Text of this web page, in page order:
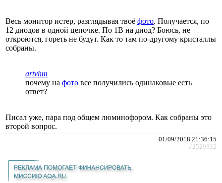
Весь монитор истер, разглядывая твоё фото. Получается, по
12 диодов в одной цепочке. По 1В на диод? Боюсь, не
откроются, гореть не будут. Как то там по-другому кристаллы
собраны.
artvhm
почему на фото все получились одинаковые есть
ответ?
Писал уже, пара под общем люминофором. Как собраны это
второй вопрос.
01/09/2018 21:36:15
#2529332